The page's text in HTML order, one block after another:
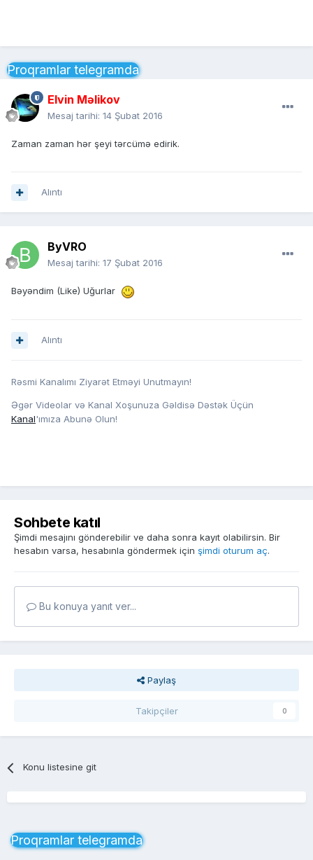
Proqramlar telegramda
Elvin Məlikov
Mesaj tarihi: 14 Şubat 2016
Zaman zaman hər şeyi tərcümə edirik.
Alıntı
ByVRO
Mesaj tarihi: 17 Şubat 2016
Bəyəndim (Like) Uğurlar
Alıntı
Rəsmi Kanalımı Ziyarət Etməyi Unutmayın!
Əgər Videolar və Kanal Xoşunuza Gəldisə Dəstək Üçün
Kanal'ımıza Abunə Olun!
Sohbete katıl
Şimdi mesajını gönderebilir ve daha sonra kayıt olabilirsin. Bir
hesabın varsa, hesabınla göndermek için şimdi oturum aç.
Bu konuya yanıt ver...
Paylaş
Takipçiler 0
Konu listesine git
Proqramlar telegramda